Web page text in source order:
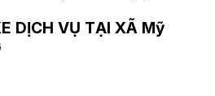
DỊCH VỤ TẠI XÃ Mỹ